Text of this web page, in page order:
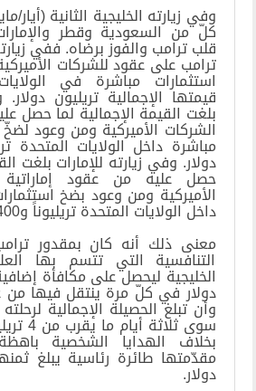
كلّ من السعودية وقطر
قلب ترامب والفوز برضاه. ففي
ترامب على عقود للشركات
استثمارات مباشرة في
قيمتها الإجمالية تريليون
بلغت القيمة الإجمالية لما حصل
الشركات الأميركية ومن وعود
دولار. وفي زيارته للإمارات بلغت
حصل عليه من عقود إماراتية
الأميركية ومن وعود بضخ
داخل الولايات المتحدة تريليوناً و400 مليار دولار
معنى ذلك أنه كان بمقدور
التنافسية التي تتسم بها
دولار في كلّ مرة ينتقل فيها
وأن تبلغ الحصيلة الإجمالية
سوى
بخلاف الهدايا الشخصية
مقدّمتها طائرة رئاسية يبلغ
دولار.